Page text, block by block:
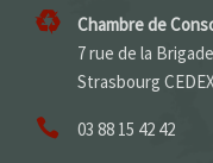
Chambre de
7 rue de la
Strasbourg CEDEX
03 88 15 42 42